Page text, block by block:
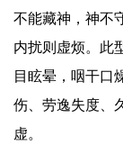
不能藏神，神不
内扰则虚烦。此
目眩晕，咽干口
伤、劳逸失度、
虚。